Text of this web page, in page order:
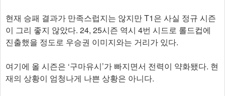
현재 승패 결과가 만족스럽지는 않지만 T1은 사실 정규 시즌
이 그리 좋지 않았다. 24, 25시즌 역시 4번 시드로 롤드컵에
진출했을 정도로 우승권 이미지와는 거리가 있다.
여기에 올 시즌은 ‘구마유시’가 빠지면서 전력이 약화됐다. 현
재의 상황이 엄청나게 나쁜 상황은 아니다.